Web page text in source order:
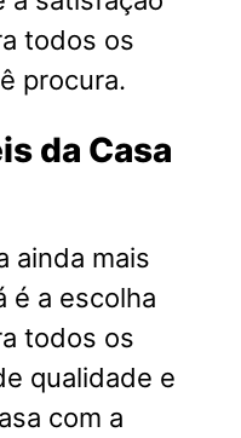
todos os
procura.
da Casa
ainda mais
é a escolha
todos os
qualidade e
com a